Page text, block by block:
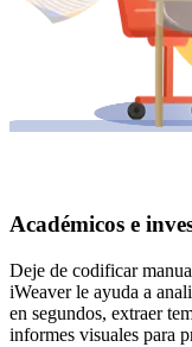
Académicos e
Deje de codificar
iWeaver le ayuda a
en segundos, extraer
informes visuales para